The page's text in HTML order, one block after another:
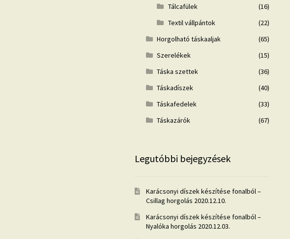
Tálcafülek
(16)
Textil vállpántok
(22)
Horgolható táskaaljak
(65)
Szerelékek
(15)
Táska szettek
(36)
Táskadíszek
(40)
Táskafedelek
(33)
Táskazárók
(67)
Legutóbbi bejegyzések
Karácsonyi díszek készítése fonalból –
Csillag horgolás 2020.12.10.
Karácsonyi díszek készítése fonalból –
Nyalóka horgolás 2020.12.03.